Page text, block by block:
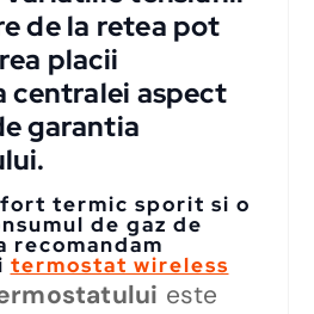
de la retea pot
placii
centralei aspect
garantia
termic sporit si o
de gaz de
recomandam
termostat wireless
este